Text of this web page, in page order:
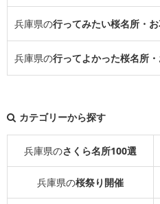
兵庫県の行ってみたい桜名所・
兵庫県の行ってよかった桜名所
カテゴリーから探す
兵庫県のさくら名所100選
兵庫県の桜祭り開催